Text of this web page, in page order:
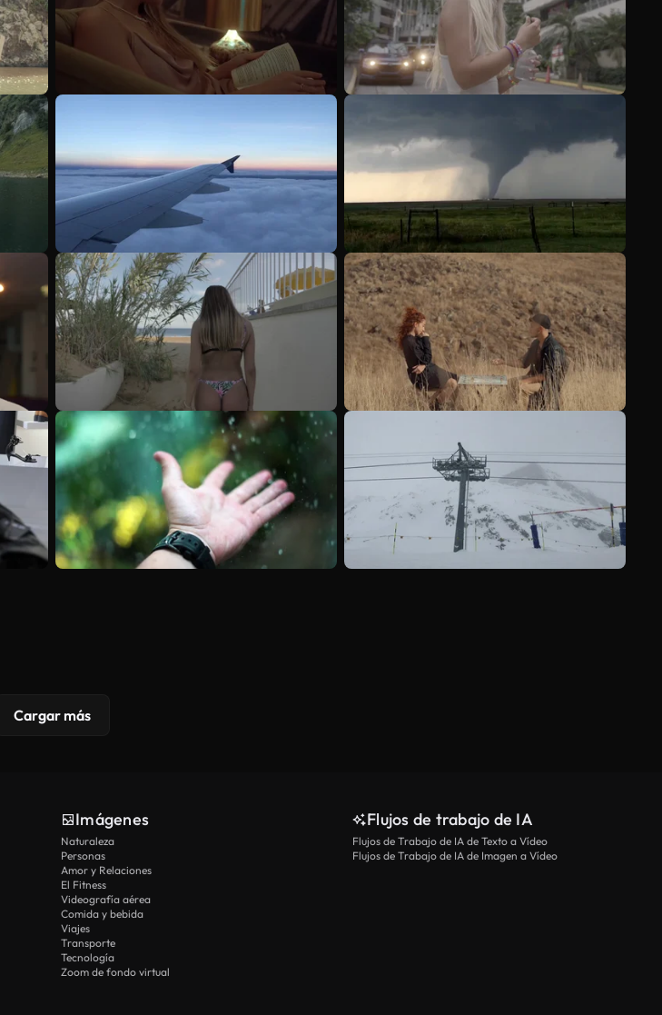
Cargar más
Imágenes
Naturaleza
Personas
Amor y Relaciones
El Fitness
Videografía aérea
Comida y bebida
Viajes
Transporte
Tecnología
Zoom de fondo virtual
Flujos de trabajo de IA
Flujos de Trabajo de IA de Texto a Vídeo
Flujos de Trabajo de IA de Imagen a Vídeo